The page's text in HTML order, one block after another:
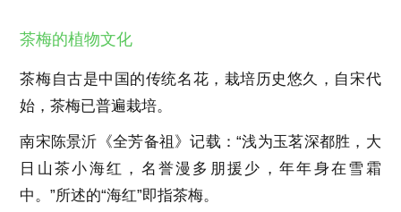
茶梅的植物文化
茶梅自古是中国的传统名花，栽培历史悠久，自宋代
始，茶梅已普遍栽培。
南宋陈景沂《全芳备祖》记载：“浅为玉茗深都胜，大
日山茶小海红，名誉漫多朋援少，年年身在雪霜
中。”所述的“海红”即指茶梅。